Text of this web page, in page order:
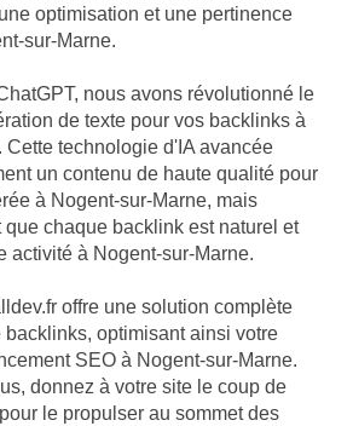
optimisation et une pertinence
sur-Marne.
nous avons révolutionné le
de texte pour vos backlinks à
Cette technologie d'IA avancée
un contenu de haute qualité pour
à Nogent-sur-Marne, mais
chaque backlink est naturel et
activité à Nogent-sur-Marne.
offre une solution complète
backlinks, optimisant ainsi votre
SEO à Nogent-sur-Marne.
donnez à votre site le coup de
le propulser au sommet des